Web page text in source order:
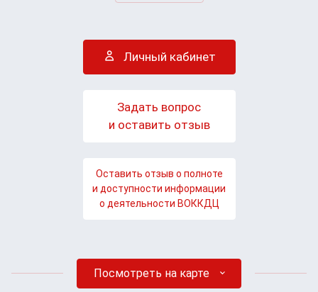
Личный кабинет
Задать вопрос
и оставить отзыв
Оставить отзыв о полноте
и доступности информации
о деятельности ВОККДЦ
Посмотреть на карте